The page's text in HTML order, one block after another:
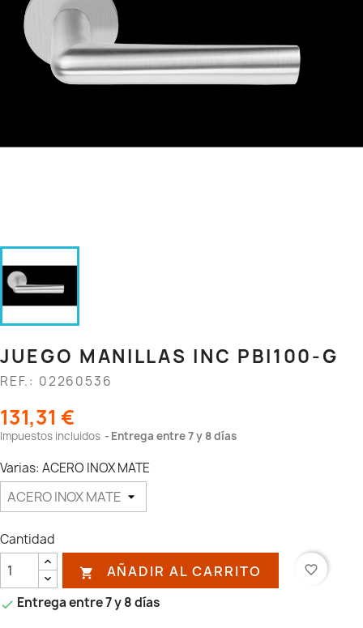
JUEGO MANILLAS INC PBI100-G
REF.: 02260536
131,31 €
Impuestos incluidos Entrega entre 7 y 8 días
Varias: ACERO INOX MATE
Cantidad
 AÑADIR AL CARRITO favorite_border
 Entrega entre 7 y 8 días